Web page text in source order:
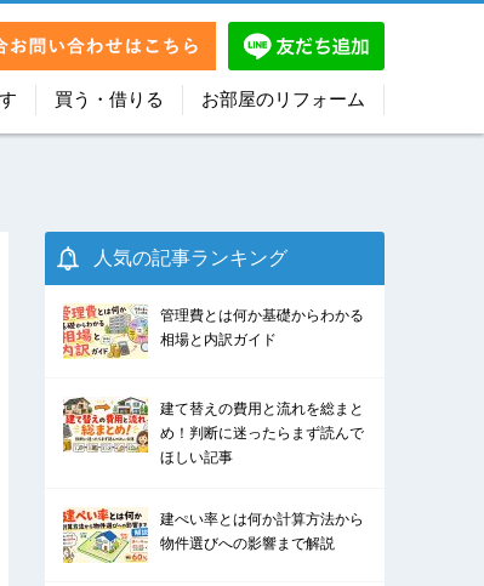
買う・借りる お部屋のリフォーム
人気の記事ランキング
管理費とは何か基礎からわかる
相場と内訳ガイド
建て替えの費用と流れを総まと
め！判断に迷ったらまず読んで
ほしい記事
建ぺい率とは何か計算方法から
物件選びへの影響まで解説